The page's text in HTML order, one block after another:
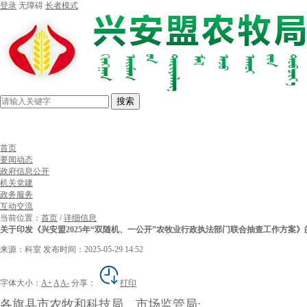
登录 无障碍 长者模式
搜索
首页
要闻动态
政府信息公开
机关党建
政务服务
互动交流
当前位置： 首页 /详细信息
关于印发《兴安盟2025年“双随机、一公开”农牧业行政执法部门联合抽查工作方案》
来源：科室 发布时间：2025-05-29 14:52
字体大小： A+ AA- 分享： 打印
各旗县市农牧和科技局、市场监管局: